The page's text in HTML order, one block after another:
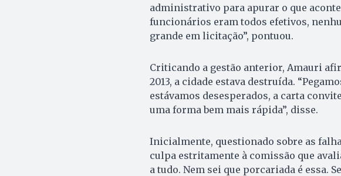
administrativo para apurar o que
funcionários eram todos efetivos,
grande em licitação”, pontuou.
Criticando a gestão anterior, Amauri
2013, a cidade estava destruída.
estávamos desesperados, a carta
uma forma bem mais rápida”, disse.
Inicialmente, questionado sobre as
culpa estritamente à comissão que
a tudo. Nem sei que porcariada é essa.